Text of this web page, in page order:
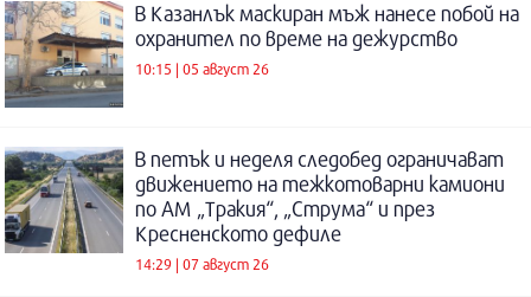
В Казанлък маскиран мъж нанесе побой на
охранител по време на дежурство
10:15 | 05 август 26
В петък и неделя следобед ограничават
движението на тежкотоварни камиони
по АМ „Тракия“, „Струма“ и през
Кресненското дефиле
14:29 | 07 август 26